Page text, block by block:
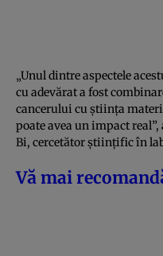
„Unul dintre aspectele
cu adevărat a fost
cancerului cu știința
poate avea un impact
Bi, cercetător științific în
Vă mai